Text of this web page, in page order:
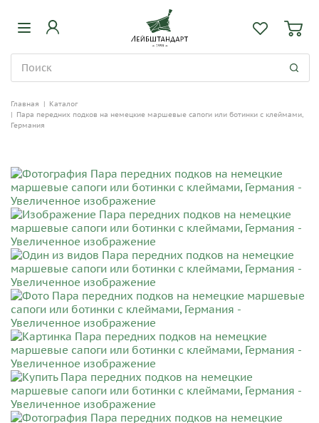
Главная | Каталог
| Пара передних подков на немецкие маршевые сапоги или ботинки с клеймами,
Германия